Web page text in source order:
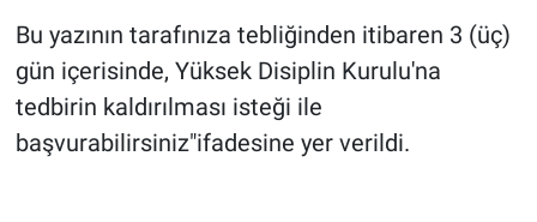
Bu yazının tarafınıza tebliğinden itibaren 3 (üç)
gün içerisinde, Yüksek Disiplin Kurulu'na
tedbirin kaldırılması isteği ile
başvurabilirsiniz"ifadesine yer verildi.